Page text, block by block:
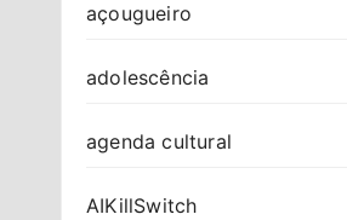
açougueiro
adolescência
agenda cultural
AIKillSwitch